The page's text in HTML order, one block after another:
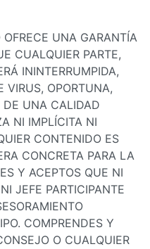
UNA GARANTÍA
CUALQUIER PARTE,
ININTERRUMPIDA,
VIRUS, OPORTUNA,
DE UNA CALIDAD
NI IMPLÍCITA NI
CONTENIDO ES
CONCRETA PARA LA
Y ACEPTOS QUE NI
JEFE PARTICIPANTE
COMPRENDES Y
O CUALQUIER